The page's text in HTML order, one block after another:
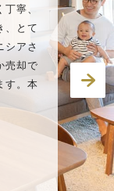
寧、
、とて
シアさ
売却で
す。本